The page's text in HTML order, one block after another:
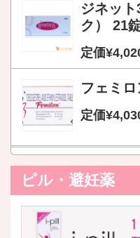
ジネッ
ク） 21
定価
フェミ
定価
ピル・避妊薬